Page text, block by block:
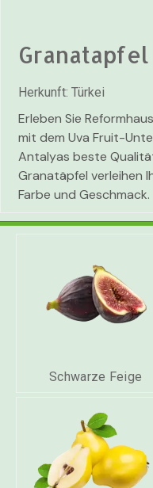
Granatapfel
Herkunft: Türkei
Erleben Sie
mit dem Uva Fruit-
Antalyas beste
Granatäpfel verleihen
Farbe und Geschmack.
Schwarze Feige